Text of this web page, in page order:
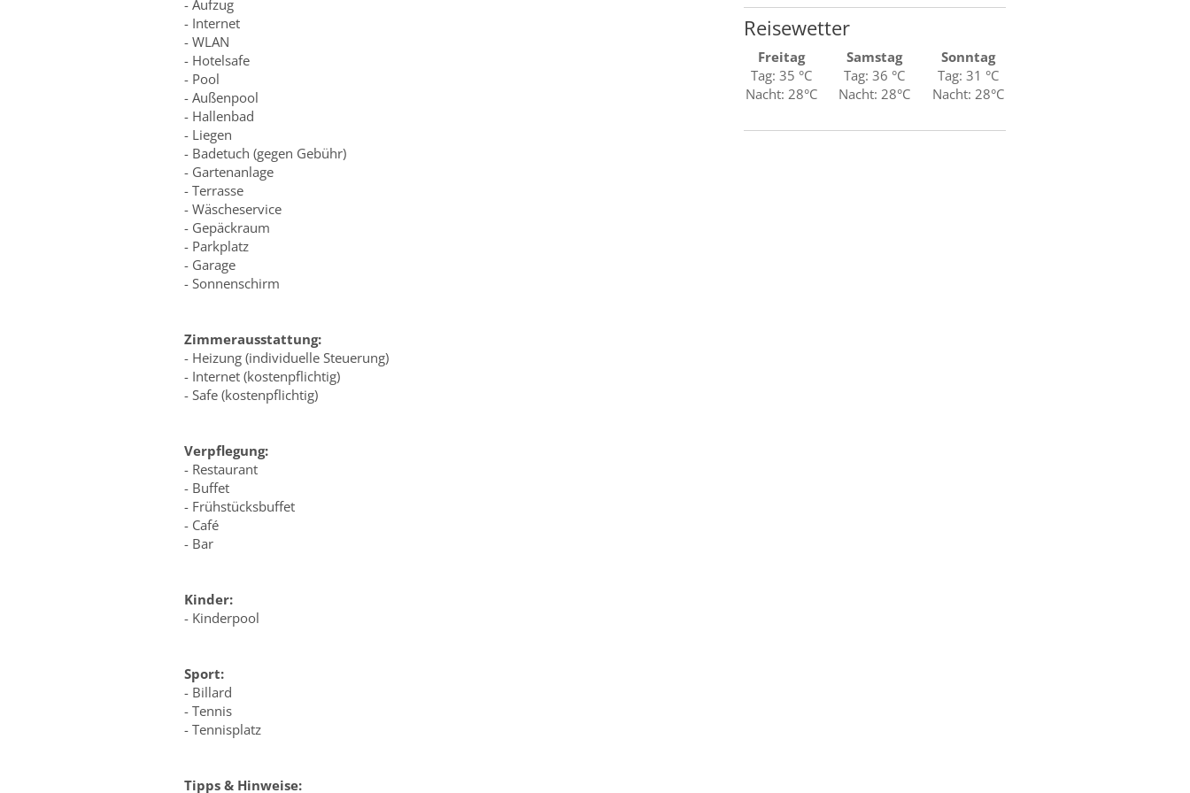
- Aufzug
- Internet
- WLAN
- Hotelsafe
- Pool
- Außenpool
- Hallenbad
- Liegen
- Badetuch (gegen Gebühr)
- Gartenanlage
- Terrasse
- Wäscheservice
- Gepäckraum
- Parkplatz
- Garage
- Sonnenschirm
Zimmerausstattung:
- Heizung (individuelle Steuerung)
- Internet (kostenpflichtig)
- Safe (kostenpflichtig)
Verpflegung:
- Restaurant
- Buffet
- Frühstücksbuffet
- Café
- Bar
Kinder:
- Kinderpool
Sport:
- Billard
- Tennis
- Tennisplatz
Tipps & Hinweise:
Reisewetter
Freitag
Tag: 35 °C
Nacht: 28°C
Samstag
Tag: 36 °C
Nacht: 28°C
Sonntag
Tag: 31 °C
Nacht: 28°C